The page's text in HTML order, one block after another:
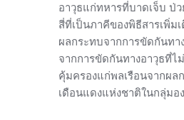
อาวุธแก่ทหารที่บาดเจ็บ ป่
สี่ที่เป็นภาคีของพิธีสารเพิ่
ผลกระทบจากการขัดกันทา
จากการขัดกันทางอาวุธที่
คุ้มครองแก่พลเรือนจากผล
เดือนแดงแห่งชาติในกลุ่ม